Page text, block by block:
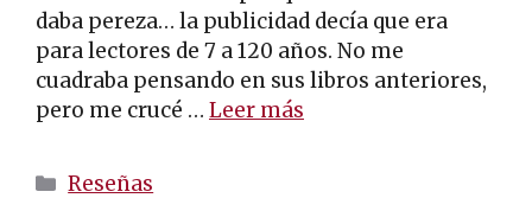
daba pereza… la publicidad decía que era
para lectores de 7 a 120 años. No me
cuadraba pensando en sus libros anteriores,
pero me crucé … Leer más
Categorías
Reseñas